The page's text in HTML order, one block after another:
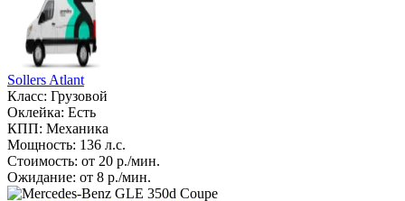
Sollers Atlant
Класс: Грузовой
Оклейка: Есть
КПП: Механика
Мощность: 136 л.с.
Стоимость: от 20 р./мин.
Ожидание: от 8 р./мин.